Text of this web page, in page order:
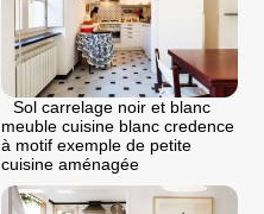
Sol carrelage noir et blanc
meuble cuisine blanc credence
à motif exemple de petite
cuisine aménagée